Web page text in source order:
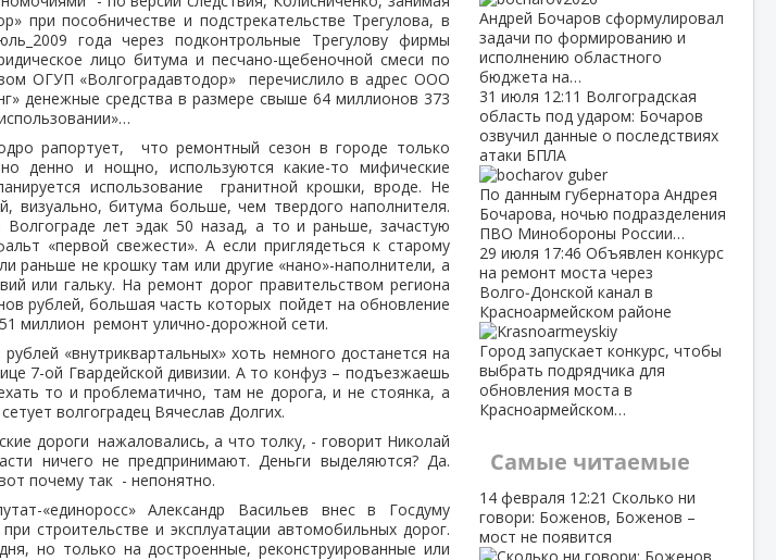
при пособничестве и подстрекательстве Трегулова, в
года через подконтрольные Трегулову фирмы
лицо битума и песчано-щебеночной смеси по
ОГУП «Волгоградавтодор» перечислило в адрес ООО
денежные средства в размере свыше 64 миллионов 373
рапортует, что ремонтный сезон в городе только
денно и нощно, используются какие-то мифические
использование гранитной крошки, вроде. Не
битума больше, чем твердого наполнителя.
лет эдак 50 назад, а то и раньше, зачастую
«первой свежести». А если приглядеться к старому
раньше не крошку там или другие «нано»-наполнители, а
или гальку. На ремонт дорог правительством региона
рублей, большая часть которых пойдет на обновление
миллион ремонт улично-дорожной сети.
«внутриквартальных» хоть немного достанется на
7-ой Гвардейской дивизии. А то конфуз – подъезжаешь
то и проблематично, там не дорога, и не стоянка, а
волгоградец Вячеслав Долгих.
дороги нажаловались, а что толку, - говорит Николай
ничего не предпринимают. Деньги выделяются? Да.
почему так - непонятно.
«единоросс» Александр Васильев внес в Госдуму
строительстве и эксплуатации автомобильных дорог.
но только на достроенные, реконструированные или
Андрей Бочаров сформулировал
задачи по формированию и
исполнению областного
бюджета на…
31 июля 12:11 Волгоградская
область под ударом: Бочаров
озвучил данные о последствиях
атаки БПЛА
По данным губернатора Андрея
Бочарова, ночью подразделения
ПВО Минобороны России…
29 июля 17:46 Объявлен конкурс
на ремонт моста через
Волго‑Донской канал в
Красноармейском районе
Город запускает конкурс, чтобы
выбрать подрядчика для
обновления моста в
Красноармейском…
Самые читаемые
14 февраля 12:21 Сколько ни
говори: Боженов, Боженов –
мост не появится